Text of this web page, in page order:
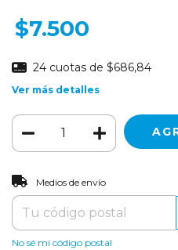
$7.500
24 cuotas de $686,84
Ver más detalles
Entregas para el CP:
Medios de envío
No sé mi código postal